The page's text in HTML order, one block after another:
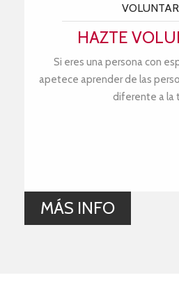
HAZTE
Si eres una persona con
apetece aprender de las
diferente a la
MÁS INFO